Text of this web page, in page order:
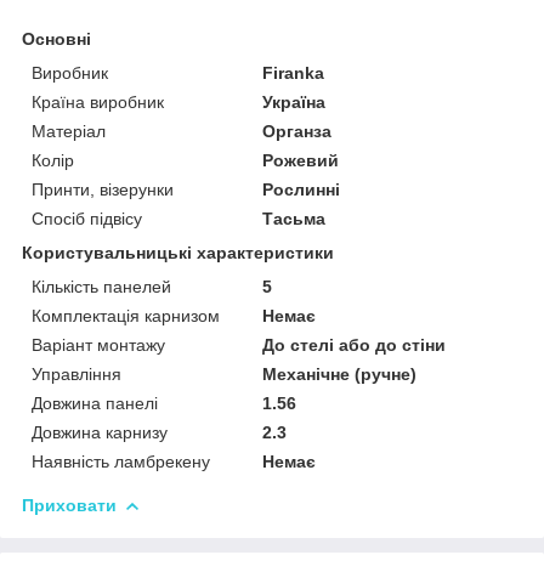
Основні
Виробник
Firanka
Країна виробник
Україна
Матеріал
Органза
Колір
Рожевий
Принти, візерунки
Рослинні
Спосіб підвісу
Тасьма
Користувальницькі характеристики
Кількість панелей
5
Комплектація карнизом
Немає
Варіант монтажу
До стелі або до стіни
Управління
Механічне (ручне)
Довжина панелі
1.56
Довжина карнизу
2.3
Наявність ламбрекену
Немає
Приховати